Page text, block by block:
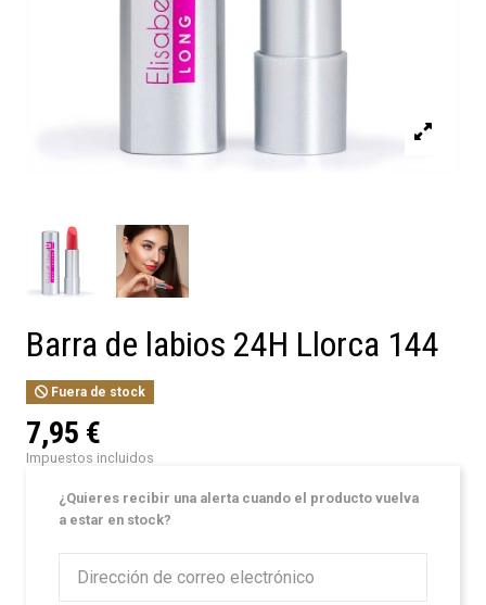
Barra de labios 24H Llorca 144
Fuera de stock
7,95 €
Impuestos incluidos
¿Quieres recibir una alerta cuando el producto vuelva
a estar en stock?